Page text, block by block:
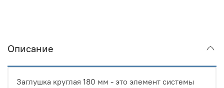
Описание
Заглушка круглая 180 мм - это элемент системы